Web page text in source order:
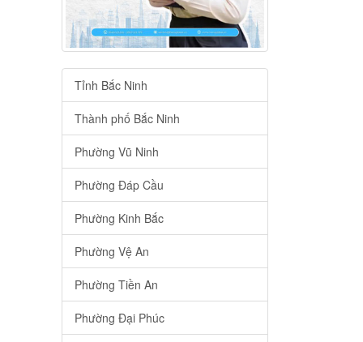
Tỉnh Bắc Ninh
Thành phố Bắc Ninh
Phường Vũ Ninh
Phường Đáp Cầu
Phường Kinh Bắc
Phường Vệ An
Phường Tiền An
Phường Đại Phúc